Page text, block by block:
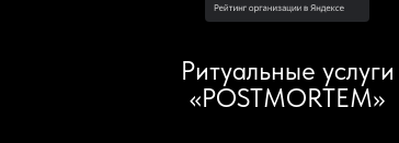
Ритуальные услуги
«POSTMORTEM»